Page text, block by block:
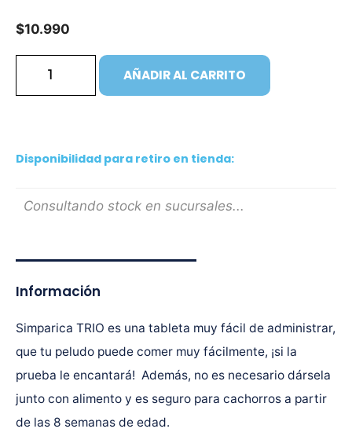
$10.990
AÑADIR AL CARRITO
Disponibilidad para retiro en tienda:
Consultando stock en sucursales...
Información
Simparica TRIO es una tableta muy fácil de administrar,
que tu peludo puede comer muy fácilmente, ¡si la
prueba le encantará! Además, no es necesario dársela
junto con alimento y es seguro para cachorros a partir
de las 8 semanas de edad.